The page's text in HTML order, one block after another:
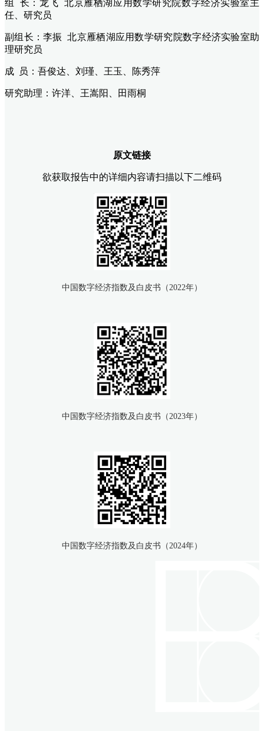
组 长：龙飞 北京雁栖湖应用数学研究院数字经济实验室主
任、研究员
副组长：李振 北京雁栖湖应用数学研究院数字经济实验室助
理研究员
成 员：吾俊达、刘瑾、王玉、陈秀萍
研究助理：许洋、王嵩阳、田雨桐
原文链接
欲获取报告中的详细内容请扫描以下二维码
中国数字经济指数及白皮书（2022年）
中国数字经济指数及白皮书（2023年）
中国数字经济指数及白皮书（2024年）